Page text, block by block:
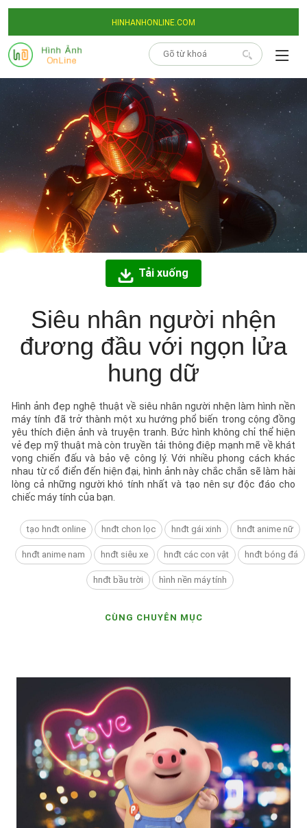
HINHANHONLINE.COM
Tải xuống
Siêu nhân người nhện
đương đầu với ngọn lửa
hung dữ
Hình ảnh đẹp nghệ thuật về siêu nhân người nhện làm hình nền
máy tính đã trở thành một xu hướng phổ biến trong cộng đồng
yêu thích điện ảnh và truyện tranh. Bức hình không chỉ thể hiện
vẻ đẹp mỹ thuật mà còn truyền tải thông điệp mạnh mẽ về khát
vọng chiến đấu và bảo vệ công lý. Với nhiều phong cách khác
nhau từ cổ điển đến hiện đại, hình ảnh này chắc chắn sẽ làm hài
lòng cả những người khó tính nhất và tạo nên sự độc đáo cho
chiếc máy tính của bạn.
tạo hnđt online hnđt chon lọc hnđt gái xinh hnđt anime nữ
hnđt anime nam hnđt siêu xe hnđt các con vật hnđt bóng đá
hnđt bầu trời hình nền máy tính
CÙNG CHUYÊN MỤC